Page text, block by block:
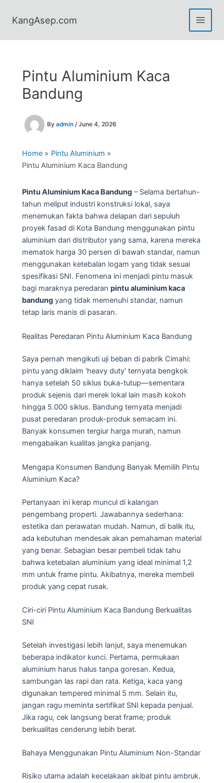
KangAsep.com
Pintu Aluminium Kaca
Bandung
By admin /June 4, 2026
Home
Pintu Aluminium
Pintu Aluminium Kaca Bandung
Pintu Aluminium Kaca Bandung – Selama bertahun-
tahun meliput industri konstruksi lokal, saya
menemukan fakta bahwa delapan dari sepuluh
proyek fasad di Kota Bandung menggunakan pintu
aluminium dari distributor yang sama, karena mereka
mematok harga 30 persen di bawah standar, namun
menggunakan ketebalan logam yang tidak sesuai
spesifikasi SNI. Fenomena ini menjadi pintu masuk
bagi maraknya peredaran pintu aluminium kaca
bandung yang tidak memenuhi standar, namun
tetap laris manis di pasaran.
Realitas Peredaran Pintu Aluminium Kaca Bandung
Saya pernah mengikuti uji beban di pabrik Cimahi:
pintu yang diklaim 'heavy duty' ternyata bengkok
hanya setelah 50 siklus buka-tutup—sementara
produk sejenis dari merek lokal lain masih kokoh
hingga 5.000 siklus. Bandung ternyata menjadi
pusat peredaran produk-produk semacam ini.
Banyak konsumen tergiur harga murah, namun
mengabaikan kualitas jangka panjang.
Mengapa Konsumen Bandung Banyak Memilih Pintu
Aluminium Kaca?
Pertanyaan ini kerap muncul di kalangan
pengembang properti. Jawabannya sederhana:
estetika dan perawatan mudah. Namun, di balik itu,
ada kebutuhan mendesak akan pemahaman material
yang benar. Sebagian besar pembeli tidak tahu
bahwa ketebalan aluminium yang ideal minimal 1,2
mm untuk frame pintu. Akibatnya, mereka membeli
produk yang cepat rusak.
Ciri-ciri Pintu Aluminium Kaca Bandung Berkualitas
SNI
Setelah investigasi lebih lanjut, saya menemukan
beberapa indikator kunci. Pertama, permukaan
aluminium harus halus tanpa goresan. Kedua,
sambungan las rapi dan rata. Ketiga, kaca yang
digunakan tempered minimal 5 mm. Selain itu,
jangan ragu meminta sertifikat SNI kepada penjual.
Jika ragu, cek langsung berat frame; produk
berkualitas cenderung lebih berat.
Bahaya Menggunakan Pintu Aluminium Non-Standar
Risiko utama adalah kecelakaan akibat pintu ambruk.